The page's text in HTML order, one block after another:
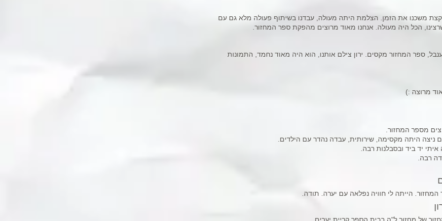
משכנו את הזמן. הצלמת היתה מעולה, עבדנו בשיתוף פעולה מלא גם עם
הכל היה מעולה. אנחנו מאוד מרוצים מהפקת ספר המחזור.
ספר המחזור מקסים. ירון צילם אותנו, הוא היה מאוד נחמד, התמונות
מרוצה :)
מספר המחזור.
ניצה היתה מקסימה, שירותית, עבדה נהדר עם הילדים.
יד ביד ובסבלנות רבה.
רבה.
הייתה לי חוויה נפלאה עם יערה. תודה.